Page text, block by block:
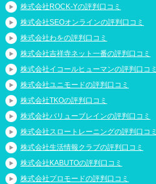
株式会社ROCK-Yの評判口コミ
株式会社SEOオンラインの評判口コミ
株式会社わをの評判口コミ
株式会社吉祥寺ネット一番の評判口コミ
株式会社イコールヒューマンの評判口コミ
株式会社ユニモードの評判口コミ
株式会社TKOの評判口コミ
株式会社バリューブレインの評判口コミ
株式会社スロートレーニングの評判口コミ
株式会社生活情報クラブの評判口コミ
株式会社KABUTOの評判口コミ
株式会社プロモードの評判口コミ